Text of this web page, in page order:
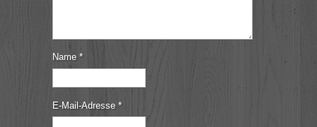
Name *
E-Mail-Adresse *